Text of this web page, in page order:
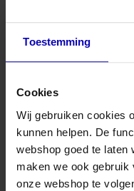
Toestemming
Cookies
Wij gebruiken cookies
kunnen helpen. De
webshop goed te laten
maken we ook gebruik
onze webshop te
Beginweerstand
Aantal zakken
Downloads
Zakkenfilters ISO
Advies nodig
Bel naar 085-
Mail met ons